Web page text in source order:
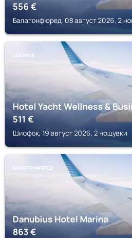
556€
Балатонфюред, 08 август 2026, 2
ШИОФОК
Hotel Yacht Wellness &
511€
Шиофок, 19 август 2026, 2 нощувки
БАЛАТОНФЮРЕД
Danubius Hotel Marina
863€